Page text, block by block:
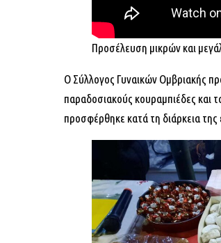
Προσέλευση μικρών και
Ο Σύλλογος Γυναικών Ομβριακής
παραδοσιακούς κουραμπιέδες και
προσφέρθηκε κατά τη διάρκεια